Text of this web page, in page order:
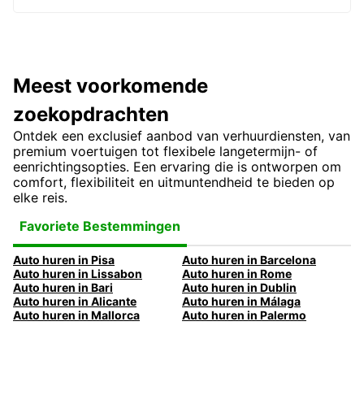
Meest voorkomende
zoekopdrachten
Ontdek een exclusief aanbod van verhuurdiensten, van
premium voertuigen tot flexibele langetermijn- of
eenrichtingsopties. Een ervaring die is ontworpen om
comfort, flexibiliteit en uitmuntendheid te bieden op
elke reis.
Favoriete Bestemmingen
Auto huren in Pisa
Auto huren in Barcelona
Auto huren in Lissabon
Auto huren in Rome
Auto huren in Bari
Auto huren in Dublin
Auto huren in Alicante
Auto huren in Málaga
Auto huren in Mallorca
Auto huren in Palermo